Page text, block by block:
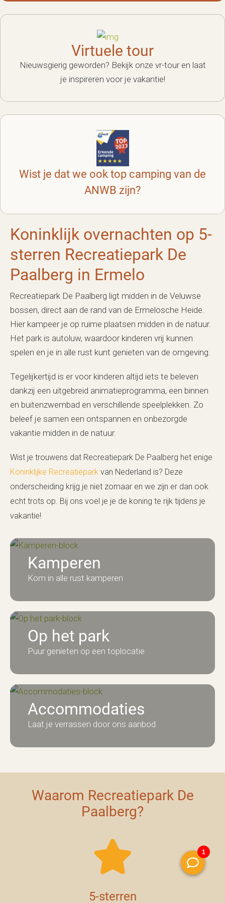
Koninklijk overnachten op 5-
sterren Recreatiepark De
Paalberg in Ermelo
Recreatiepark De Paalberg ligt midden in de Veluwse
bossen, direct aan de rand van de Ermelosche Heide.
Hier kampeer je op ruime plaatsen midden in de natuur.
Het park is autoluw, waardoor kinderen vrij kunnen
spelen en je in alle rust kunt genieten van de omgeving.
Tegelijkertijd is er voor kinderen altijd iets te beleven
dankzij een uitgebreid animatieprogramma, een binnen
en buitenzwembad en verschillende speelplekken. Zo
beleef je samen een ontspannen en onbezorgde
vakantie midden in de natuur.
Wist je trouwens dat Recreatiepark De Paalberg het enige
Koninklijke Recreatiepark van Nederland is? Deze
onderscheiding krijg je niet zomaar en we zijn er dan ook
echt trots op. Bij ons voel je je de koning te rijk tijdens je
vakantie!
Virtuele tour
Nieuwsgierig geworden? Bekijk onze vr-tour en laat
je inspireren voor je vakantie!
Wist je dat we ook top camping van de
ANWB zijn?
Kamperen
Kom in alle rust kamperen
Op het park
Puur genieten op een toplocatie
Accommodaties
Laat je verrassen door ons aanbod
Waarom Recreatiepark De
Paalberg?
5-sterren